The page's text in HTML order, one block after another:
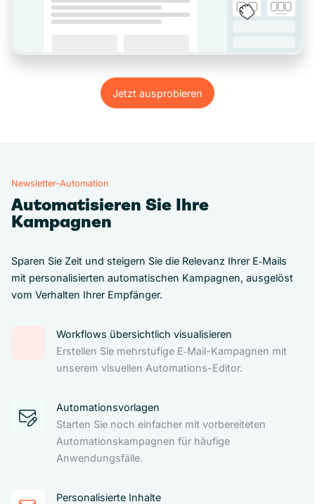
Jetzt ausprobieren
Jetzt ausprobieren
Newsletter-Automation
Automatisieren Sie Ihre
Kampagnen
Sparen Sie Zeit und steigern Sie die Relevanz Ihrer E‑Mails
mit personalisierten automatischen Kampagnen, ausgelöst
vom Verhalten Ihrer Empfänger.
Workflows übersichtlich visualisieren
Erstellen Sie mehrstufige E‑Mail-Kampagnen mit
unserem visuellen Automations-Editor.
Automationsvorlagen
Starten Sie noch einfacher mit vorbereiteten
Automationskampagnen für häufige
Anwendungsfälle.
Personalisierte Inhalte